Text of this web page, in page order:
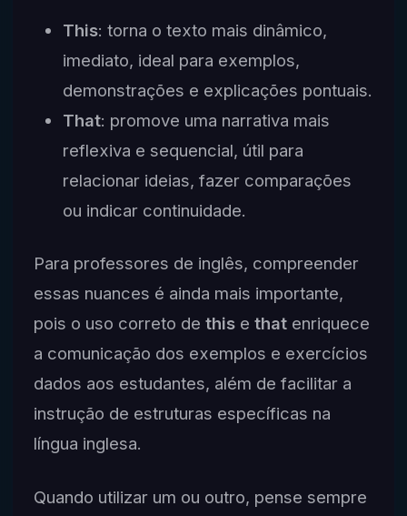
This: torna o texto mais dinâmico,
imediato, ideal para exemplos,
demonstrações e explicações pontuais.
That: promove uma narrativa mais
reflexiva e sequencial, útil para
relacionar ideias, fazer comparações
ou indicar continuidade.
Para professores de inglês, compreender
essas nuances é ainda mais importante,
pois o uso correto de thise thatenriquece
a comunicação dos exemplos e exercícios
dados aos estudantes, além de facilitar a
instrução de estruturas específicas na
língua inglesa.
Quando utilizar um ou outro, pense sempre